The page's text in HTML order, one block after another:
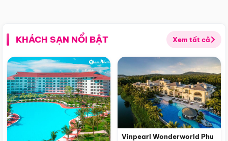
KHÁCH SẠN NỔI BẬT Xem tất cả
Vinpearl Wonderworld Phu